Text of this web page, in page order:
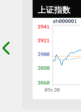
上证指数